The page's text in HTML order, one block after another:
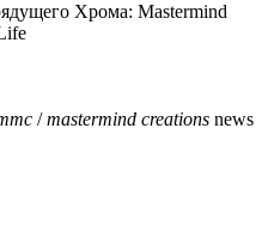
Хрома: Mastermind
/mastermind creations news